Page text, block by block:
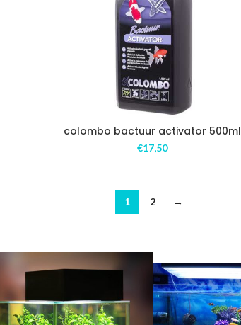
colombo bactuur activator 500ml
€17,50
1 2 →